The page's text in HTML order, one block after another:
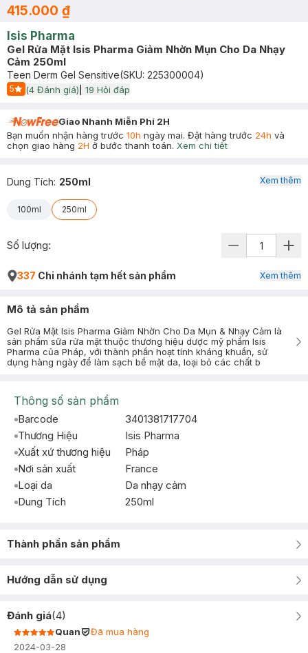
415.000 ₫
Isis Pharma
Gel Rửa Mặt Isis Pharma Giảm Nhờn Mụn Cho Da Nhạy
Cảm 250ml
Teen Derm Gel Sensitive(SKU: 225300004)
5
Start Icon
(4 Đánh giá) 19 Hỏi đáp
Giao Nhanh Miễn Phí 2H
Bạn muốn nhận hàng trước 10h ngày mai. Đặt hàng trước 24h và
chọn giao hàng 2H ở bước thanh toán. Xem chi tiết
Dung Tích: 250ml
100ml 250ml
Xem thêm
Số lượng:
337 Chi nhánh tạm hết sản phẩm Xem thêm
Mô tả sản phẩm
Gel Rửa Mặt Isis Pharma Giảm Nhờn Cho Da Mụn & Nhạy Cảm là
sản phẩm sữa rửa mặt thuộc thương hiệu dược mỹ phẩm Isis
Pharma của Pháp, với thành phần hoạt tính kháng khuẩn, sử
dụng hàng ngày để làm sạch bề mặt da, loại bỏ các chất b
Thông số sản phẩm
Barcode
3401381717704
Thương Hiệu
Isis Pharma
Xuất xứ thương hiệu
Pháp
Nơi sản xuất
France
Loại da
Da nhạy cảm
Dung Tích
250ml
Thành phần sản phẩm
Hướng dẫn sử dụng
Đánh giá(4)
Quan
Đã mua hàng
2024-03-28